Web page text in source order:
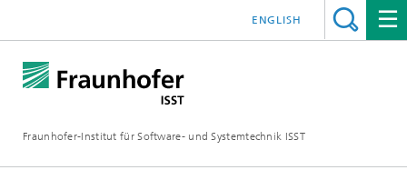
Fraunhofer-Institut für Software- und Systemtechnik ISST
ENGLISH